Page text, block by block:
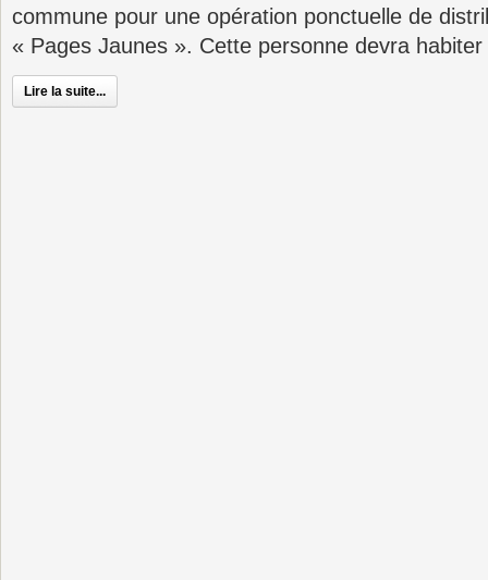
commune pour une opération ponctuelle de
« Pages Jaunes ». Cette personne devra
Lire la suite...